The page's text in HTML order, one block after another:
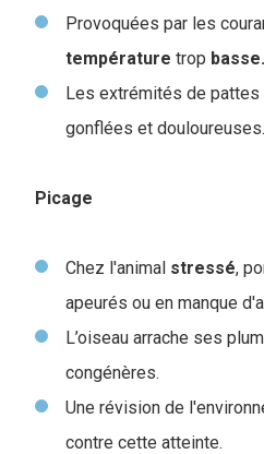
Provoquées par les
température trop basse.
Les extrémités de pattes
gonflées et douloureuses.
Picage
Chez l'animal stressé,
apeurés ou en manque
L’oiseau arrache ses
congénères.
Une révision de
contre cette atteinte.